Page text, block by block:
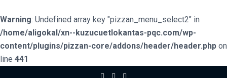
Warning: Undefined array key "pizzan_menu_select2" in
/home/aligokal/xn--kuzucuetlokantas-pqc.com/wp-
content/plugins/pizzan-core/addons/header/header.php on
line 441